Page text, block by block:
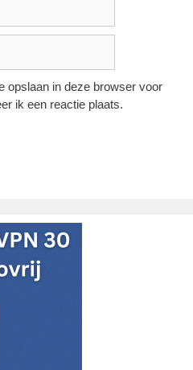
opslaan in deze browser voor
ik een reactie plaats.